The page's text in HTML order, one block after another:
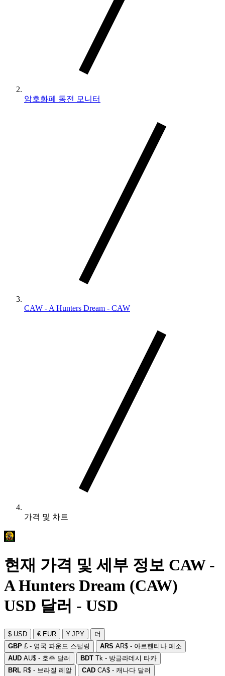
암호화폐 동전 모니터
CAW - A Hunters Dream - CAW
가격 및 차트
현재 가격 및 세부 정보 CAW -
A Hunters Dream (CAW)
USD 달러 - USD
$ USD € EUR ¥ JPY
더
GBP £ - 영국 파운드 스털링 ARS AR$ - 아르헨티나 페소
AUD AU$ - 호주 달러 BDT Tk - 방글라데시 타카
BRL R$ - 브라질 레알 CAD CA$ - 캐나다 달러